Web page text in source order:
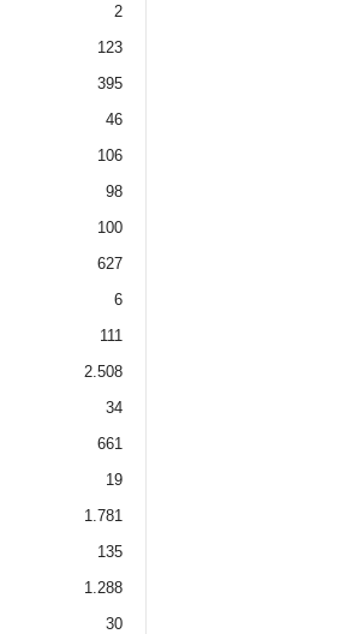
2
123
395
46
106
98
100
627
6
111
2.508
34
661
19
1.781
135
1.288
30